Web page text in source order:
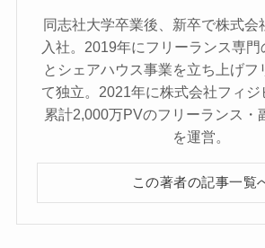
同志社大学卒業後、新卒で株式会
入社。2019年にフリーランス専
とシェアハウス事業を立ち上げフ
て独立。2021年に株式会社フィジ
累計2,000万PVのフリーランス・
を運営。
この著者の記事一覧